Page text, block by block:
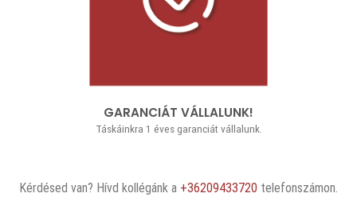
GARANCIÁT VÁLLALUNK!
Táskáinkra 1 éves garanciát vállalunk.
Kérdésed van? Hívd kollégánk a +36209433720 telefonszámon.